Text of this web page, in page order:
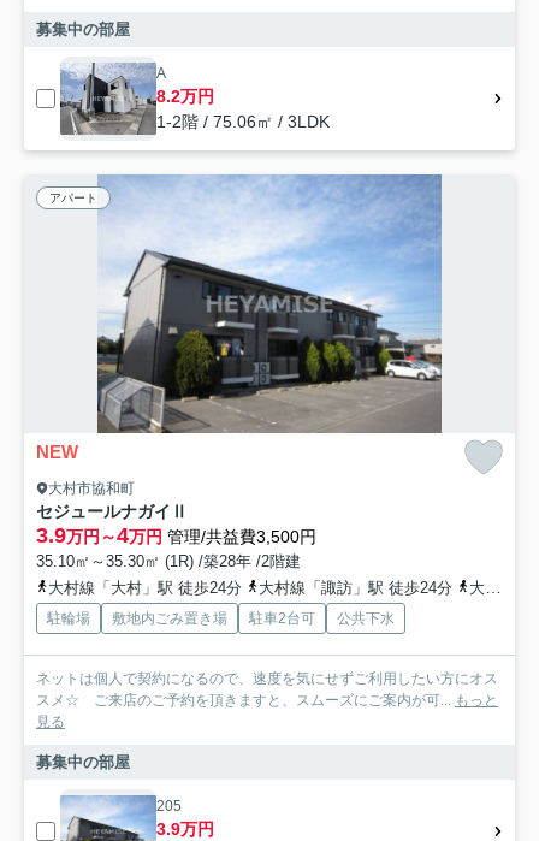
募集中の部屋
A
8.2万円
1-2階 / 75.06㎡ / 3LDK
アパート
NEW
大村市協和町
セジュールナガイⅡ
3.9万円～4万円 管理/共益費3,500円
35.10㎡～35.30㎡ (1R) /築28年 /2階建
大村線「大村」駅 徒歩24分
大村線「諏訪」駅 徒歩24分 大村線「竹松」駅 徒歩39分
駐輪場 敷地内ごみ置き場 駐車2台可 公共下水
ネットは個人で契約になるので、速度を気にせずご利用したい方にオス
スメ☆ ご来店のご予約を頂きますと、スムーズにご案内が可... もっと
見る
募集中の部屋
205
3.9万円